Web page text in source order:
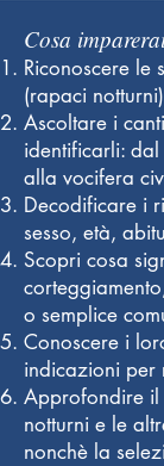
Cosa
Riconoscere le
(rapaci
Ascoltare i
identificarli:
alla vocifera
Decodificare i
sesso, età,
Scopri cosa
o semplice
Conoscere i
indicazioni per
Approfondire
notturni e le
nonchè la